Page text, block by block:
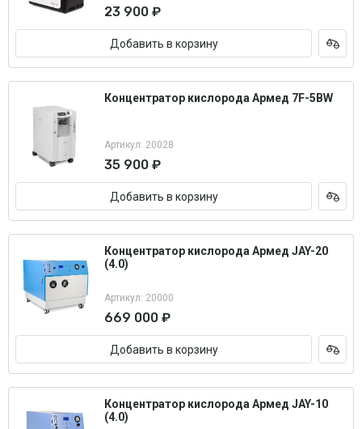
23 900 ₽
Добавить в корзину
Концентратор кислорода Армед 7F-5BW
Артикул: 20028
35 900 ₽
Добавить в корзину
Концентратор кислорода Армед JAY-20
(4.0)
Артикул: 20000
669 000 ₽
Добавить в корзину
Концентратор кислорода Армед JAY-10
(4.0)